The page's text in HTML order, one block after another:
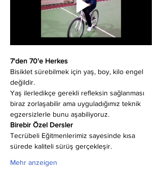
7'den 70'e Herkes
Bisiklet sürebilmek için yaş, boy, kilo engel
değildir.
Yaş ilerledikçe gerekli refleksin sağlanması
biraz zorlaşabilir ama uyguladığımız teknik
egzersizlerle bunu aşabiliyoruz.
Birebir Özel Dersler
Tecrübeli Eğitmenlerimiz sayesinde kısa
sürede kaliteli sürüş gerçekleşir.
Mehr anzeigen